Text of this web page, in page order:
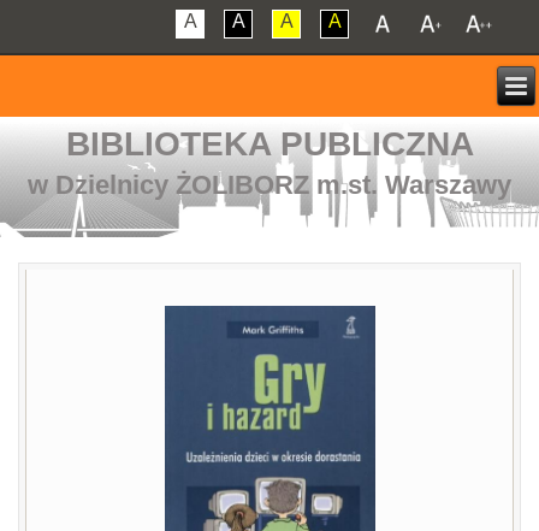
A A A A
BIBLIOTEKA PUBLICZNA
w Dzielnicy ŻOLIBORZ m.st. Warszawy